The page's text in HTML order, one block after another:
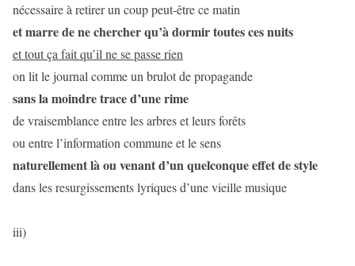
nécessaire à retirer un coup peut-être ce matin
et marre de ne chercher qu’à dormir toutes ces nuits
et tout ça fait qu’il ne se passe rien
on lit le journal comme un brulot de propagande
sans la moindre trace d’une rime
de vraisemblance entre les arbres et leurs forêts
ou entre l’information commune et le sens
naturellement là ou venant d’un quelconque effet de style
dans les resurgissements lyriques d’une vieille musique
iii)